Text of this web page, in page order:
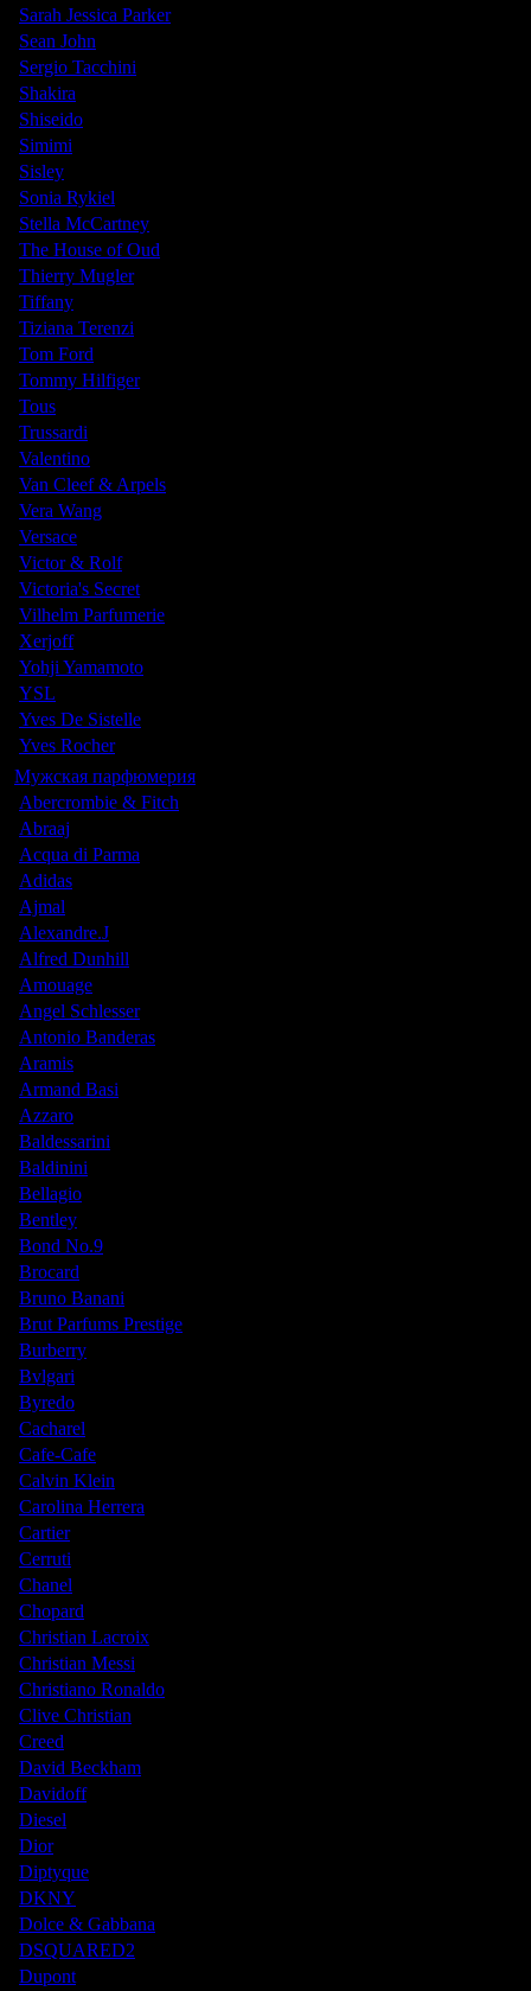
Sarah Jessica Parker
Sean John
Sergio Tacchini
Shakira
Shiseido
Simimi
Sisley
Sonia Rykiel
Stella McCartney
The House of Oud
Thierry Mugler
Tiffany
Tiziana Terenzi
Tom Ford
Tommy Hilfiger
Tous
Trussardi
Valentino
Van Cleef & Arpels
Vera Wang
Versace
Victor & Rolf
Victoria's Secret
Vilhelm Parfumerie
Xerjoff
Yohji Yamamoto
YSL
Yves De Sistelle
Yves Rocher
Мужская парфюмерия
Abercrombie & Fitch
Abraaj
Acqua di Parma
Adidas
Ajmal
Alexandre.J
Alfred Dunhill
Amouage
Angel Schlesser
Antonio Banderas
Aramis
Armand Basi
Azzaro
Baldessarini
Baldinini
Bellagio
Bentley
Bond No.9
Brocard
Bruno Banani
Brut Parfums Prestige
Burberry
Bvlgari
Byredo
Cacharel
Cafe-Cafe
Calvin Klein
Carolina Herrera
Cartier
Cerruti
Chanel
Chopard
Christian Lacroix
Christian Messi
Christiano Ronaldo
Clive Christian
Creed
David Beckham
Davidoff
Diesel
Dior
Diptyque
DKNY
Dolce & Gabbana
DSQUARED2
Dupont